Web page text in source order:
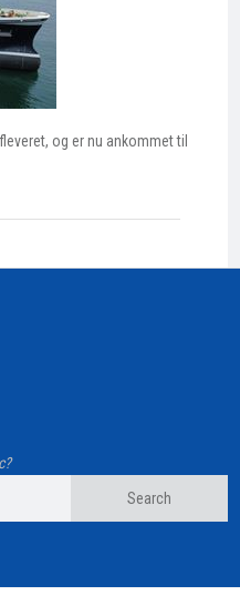
og er nu ankommet til